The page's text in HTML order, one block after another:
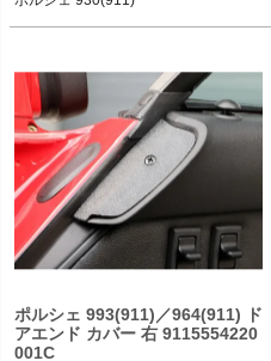
ポルシェ 964(911) カレラ2／カレラ4
／カレラRS／ターボ 89-93
-89
ポルシェ 993(911)／964(911) ド
アエンド カバー 右 9115554220
001C